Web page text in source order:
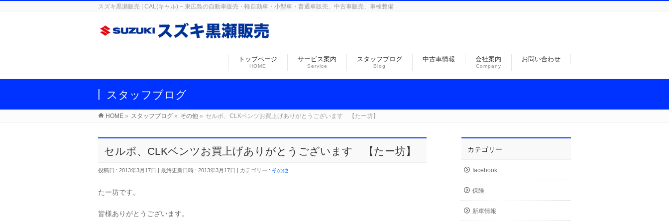
スズキ黒瀬販売 | CAL(キャル) – 東広島の自動車販売・軽自動車・小型車・普通車販売、中古車販売、車検整備
トップページ
HOME
サービス案内
Service
スタッフブログ
Blog
中古車情報 会社案内
Company
お問い合わせ
スタッフブログ
HOME » スタッフブログ » その他 » セルボ、CLKベンツお買上げありがとうございます 【たー坊】
セルボ、CLKベンツお買上げありがとうございます 【たー坊】
投稿日 : 2013年3月17日 最終更新日時 : 2013年3月17日 カテゴリー : その他
たー坊です。
皆様ありがとうございます。
カテゴリー
facebook
保険
新車情報